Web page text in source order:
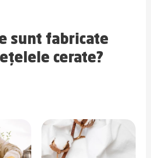
sunt fabricate
cerate?